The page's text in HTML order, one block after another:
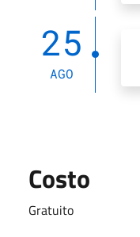
25
AGO
Costo
Gratuito